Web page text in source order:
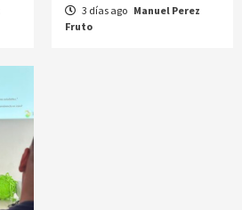
3 días ago Manuel Perez
Fruto